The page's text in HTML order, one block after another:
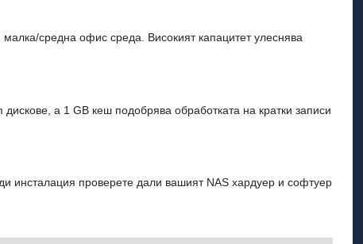
средна офис среда. Високият капацитет улеснява
а 1 GB кеш подобрява обработката на кратки записи
инсталация проверете дали вашият NAS хардуер и софтуер